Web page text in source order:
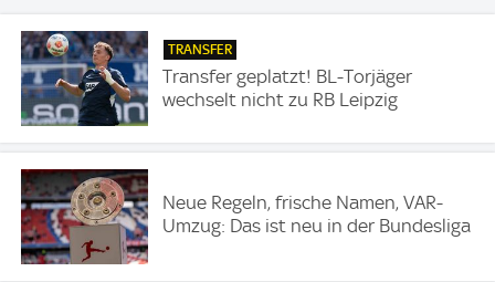
TRANSFER
Transfer geplatzt! BL-Torjäger
wechselt nicht zu RB Leipzig
Neue Regeln, frische Namen, VAR-
Umzug: Das ist neu in der Bundesliga